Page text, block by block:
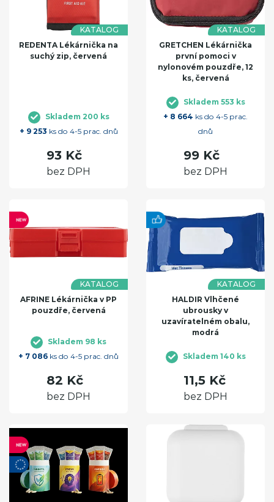
KATALOG
REDENTA Lékárnička na
suchý zip, červená
Skladem 200 ks
+ 9 253 ks do 4-5 prac. dnů
93 Kč
bez DPH
KATALOG
GRETCHEN Lékárnička
první pomoci v
nylonovém pouzdře, 12
ks, červená
Skladem 553 ks
+ 8 664 ks do 4-5 prac.
dnů
99 Kč
bez DPH
KATALOG
AFRINE Lékárnička v PP
pouzdře, červená
Skladem 98 ks
+ 7 086 ks do 4-5 prac. dnů
82 Kč
bez DPH
KATALOG
HALDIR Vlhčené
ubrousky v
uzavíratelném obalu,
modrá
Skladem 140 ks
11,5 Kč
bez DPH